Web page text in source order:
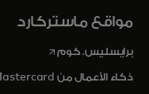
مواقع ماستركارد
برايسليس. كومa new tab
ذكاء الأعمال من Mastercard